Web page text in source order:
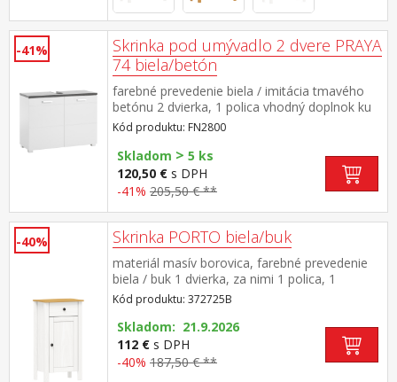
-41%
Skrinka pod umývadlo 2 dvere PRAYA
74 biela/betón
farebné prevedenie biela / imitácia tmavého
betónu 2 dvierka, 1 polica vhodný doplnok ku
skrinkám PRAYA FN2765, FN2766, FN2767 a
FN2768 všetkých päť produktov možno tiež
zakúpiť ako zostavu FN27650
Kód produktu: FN2800
Skladom > 5 ks
120,50 € s DPH
-41% 205,50 € **
-40% Skrinka PORTO biela/buk
materiál masív borovica, farebné prevedenie
biela / buk 1 dvierka, za nimi 1 polica, 1
zásuvka s kovovými pojazdmi maximálne
nosnosti uvedené v návode na montáž súčasť
zostavy PORTO biela/buk
Kód produktu: 372725B
Skladom: 21.9.2026
112 € s DPH
-40% 187,50 € **